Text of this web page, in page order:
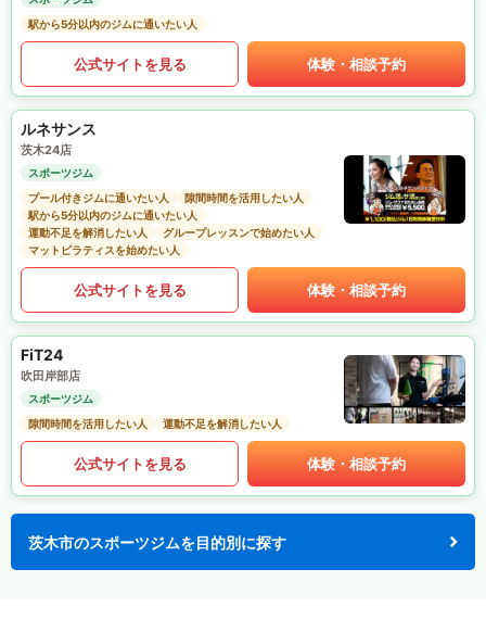
駅から5分以内のジムに通いたい人
公式サイトを見る 体験・相談予約
ルネサンス
茨木24店
スポーツジム
プール付きジムに通いたい人
隙間時間を活用したい人
駅から5分以内のジムに通いたい人
運動不足を解消したい人
グループレッスンで始めたい人
マットピラティスを始めたい人
公式サイトを見る 体験・相談予約
FiT24
吹田岸部店
スポーツジム
隙間時間を活用したい人
運動不足を解消したい人
公式サイトを見る 体験・相談予約
茨木市のスポーツジムを目的別に探す